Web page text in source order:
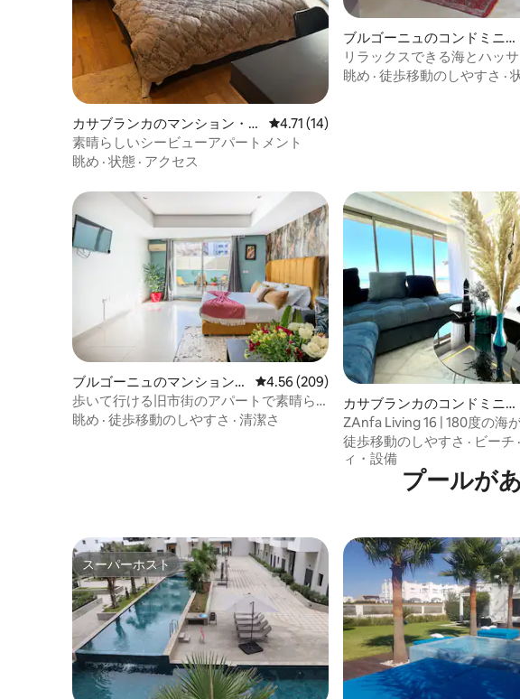
カサブランカのマンション・ア
パート
レビュー14件、5つ星中4.71つ星の平均評
4.71 (14)
素晴らしいシービューアパートメント
眺め · 状態 · アクセス
ブルゴーニュのコンドミニア
ム
リラックスできる海とハッ
眺望
眺め · 徒歩移動のしやすさ ·
ブルゴーニュのマンション・
アパート
レビュー209件、5つ星中4.56つ星の平均評
4.56 (209)
歩いて行ける旧市街のアパートで素晴ら
しい人生を
眺め · 徒歩移動のしやすさ · 清潔さ
カサブランカのコンドミニア
ム
ZAnfa Living 16 | 180度の海
ッドルームのデザインフラ
徒歩移動のしやすさ · ビーチ ·
ィ・設備
プールが
スーパーホスト
スーパーホスト